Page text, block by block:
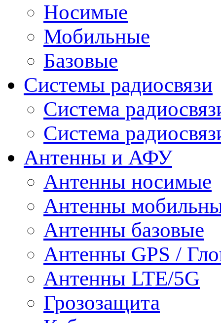
Носимые
Мобильные
Базовые
Системы радиосвязи
Система
Система
Антенны и АФУ
Антенны носимые
Антенны
Антенны базовые
Антенны GPS /
Антенны LTE/5G
Грозозащита